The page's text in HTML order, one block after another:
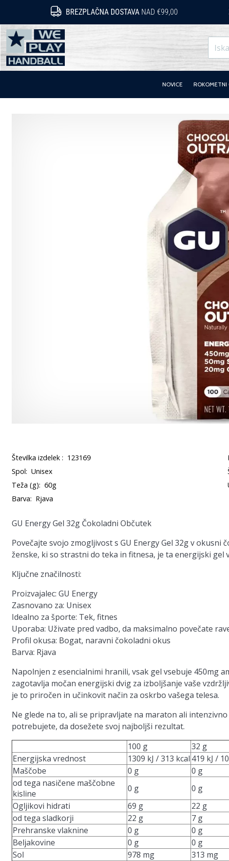
BREZPLAČNA DOSTAVA NAD €99,00
WePlayHandball.si
NOVICE ROKOMETNI
Številka izdelek : 123169
Spol: Unisex
Teža (g): 60g
Barva: Rjava
GU Energy Gel 32g Čokoladni Občutek
Povečajte svojo zmogljivost s GU Energy Gel 32g v okusni
ženske, ki so strastni do teka in fitnesa, je ta energijski gel
Ključne značilnosti:
Proizvajalec: GU Energy
Zasnovano za: Unisex
Idealno za športe: Tek, fitnes
Uporaba: Uživate pred vadbo, da maksimalno povečate
Profil okusa: Bogat, naravni čokoladni okus
Barva: Rjava
Napolnjen z esencialnimi hranili, vsak gel vsebuje 450mg
zagotavlja močan energijski dvig za izboljšanje vaše
je to priročen in učinkovit način za oskrbo vašega telesa.
Ne glede na to, ali se pripravljate na maraton ali
potrebujete, da dosežete svoj najboljši rezultat.
100 g
32 g
Energijska vrednost
1309 kJ / 313 kcal 419 kJ /
Maščobe
0 g
0 g
od tega nasičene maščobne
kisline
0 g
0 g
Ogljikovi hidrati
69 g
22 g
od tega sladkorji
22 g
7 g
Prehranske vlaknine
0 g
0 g
Beljakovine
0 g
0 g
Sol
978 mg
313 mg